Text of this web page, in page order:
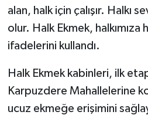
alan, halk için çalışır. Halkı
olur. Halk Ekmek, halkımıza
ifadelerini kullandı.
Halk Ekmek kabinleri, ilk
Karpuzdere Mahallelerine
ucuz ekmeğe erişimini